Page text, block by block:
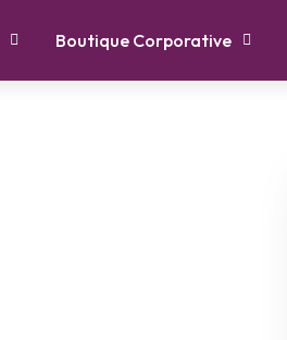
Boutique Corporative